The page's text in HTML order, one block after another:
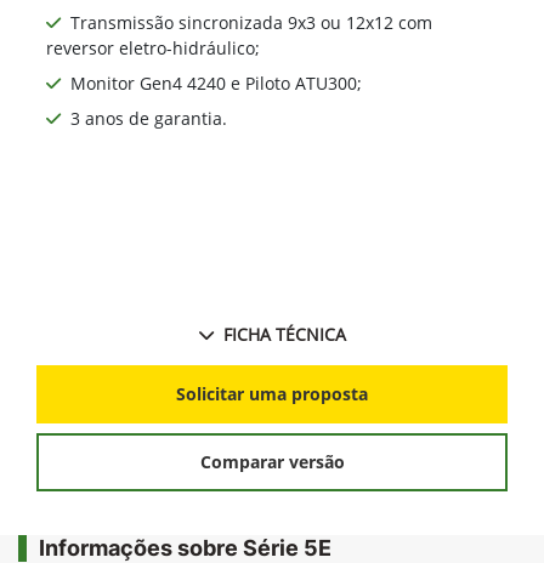
Transmissão sincronizada 9x3 ou 12x12 com
reversor eletro-hidráulico;
Monitor Gen4 4240 e Piloto ATU300;
3 anos de garantia.
FICHA TÉCNICA
Solicitar uma proposta
Comparar versão
Informações sobre Série 5E